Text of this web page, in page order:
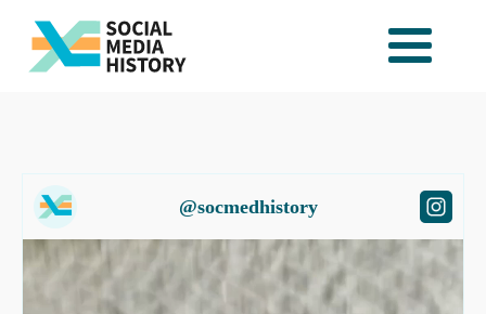
@socmedhistory